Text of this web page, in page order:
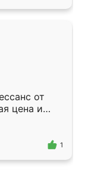
от
цена и
1